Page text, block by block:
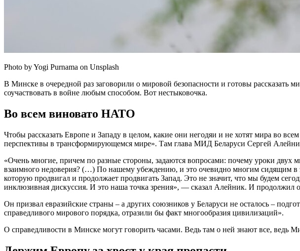
Photo by Yogi Purnama on Unsplash
В Минске в очередной раз заговорили о мировой безопасности и готовы рассказать
соучаствовать в войне любым способом. Вот нестыковочка.
Во всем виновато НАТО
Чтобы рассказать Европе и Западу в целом, какие они негодяи и не хотят мира во
перспективы в трансформирующемся мире». Там глава МИД Беларуси Сергей
«Очень многие, причем по разные стороны, задаются вопросами: почему уроки
взаимного недоверия? (…) По нашему убеждению, и это очевидно многим сидящим
которую продвигал и продолжает продвигать Запад. Это не значит, что мы будем
инклюзивная дискуссия. И это наша точка зрения», — сказал Алейник. И продолжил
Он призвал евразийские страны – а других союзников у Беларуси не осталось –
справедливого мирового порядка, отразили бы факт многообразия цивилизаций».
О справедливости в Минске могут говорить часами. Ведь там о ней знают все, ведь